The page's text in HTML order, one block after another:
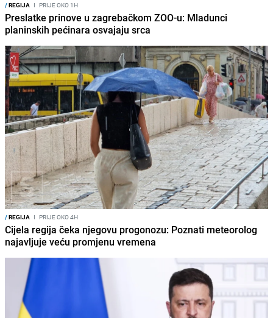
/REGIJA I PRIJE OKO 1H
Preslatke prinove u zagrebačkom ZOO-u: Mladunci
planinskih pećinara osvajaju srca
/REGIJA I PRIJE OKO 4H
Cijela regija čeka njegovu progonozu: Poznati meteorolog
najavljuje veću promjenu vremena